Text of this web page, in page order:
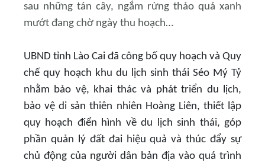
sau những tán cây, ngắm rừng thảo quả xanh
mướt đang chờ ngày thu hoạch…
UBND tỉnh Lào Cai đã công bố quy hoạch và Quy
chế quy hoạch khu du lịch sinh thái Séo Mý Tỷ
nhằm bảo vệ, khai thác và phát triển du lịch,
bảo vệ di sản thiên nhiên Hoàng Liên, thiết lập
quy hoạch điển hình về du lịch sinh thái, góp
phần quản lý đất đai hiệu quả và thúc đẩy sự
chủ động của người dân bản địa vào quá trình